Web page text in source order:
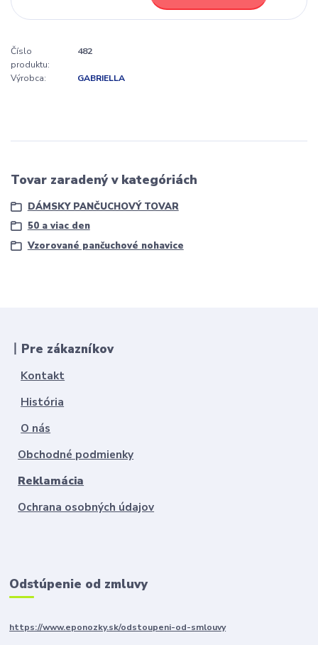
Číslo
produktu:
482
Výrobca: GABRIELLA
Tovar zaradený v kategóriách
DÁMSKY PANČUCHOVÝ TOVAR
50 a viac den
Vzorované pančuchové nohavice
丨Pre zákazníkov
Kontakt
História
O nás
Obchodné podmienky
Reklamácia
Ochrana osobných údajov
Odstúpenie od zmluvy
https://www.eponozky.sk/odstoupeni-od-smlouvy